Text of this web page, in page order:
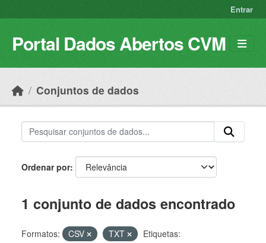
Entrar
Portal Dados Abertos CVM
Conjuntos de dados
Ordenar por
1 conjunto de dados encontrado
Formatos: CSV TXT
Etiquetas: